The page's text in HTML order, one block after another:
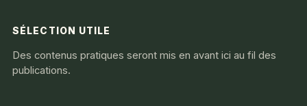
SÉLECTION UTILE
Des contenus pratiques seront mis en avant ici au fil des
publications.